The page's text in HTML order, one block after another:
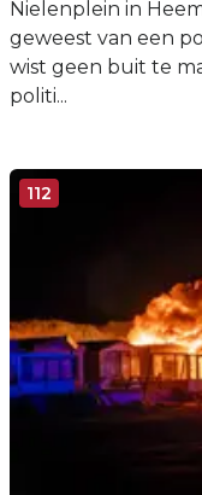
Nielenplein in
geweest van een
wist geen buit te
politi...
112